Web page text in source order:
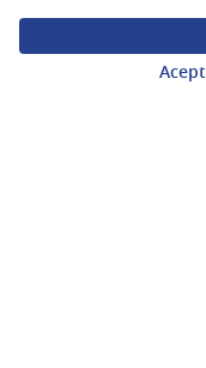
(Enlace externo)
(Enlace externo)
(Enlace externo)
Participá